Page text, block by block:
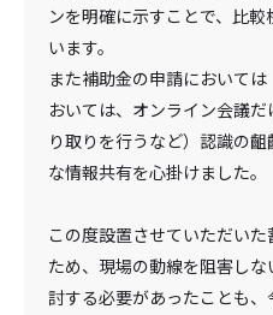
ンを明確に示すことで、比
います。
また補助金の申請において
おいては、オンライン会議
り取りを行うなど）認識の
な情報共有を心掛けました。
この度設置させていただい
ため、現場の動線を阻害し
討する必要があったことも